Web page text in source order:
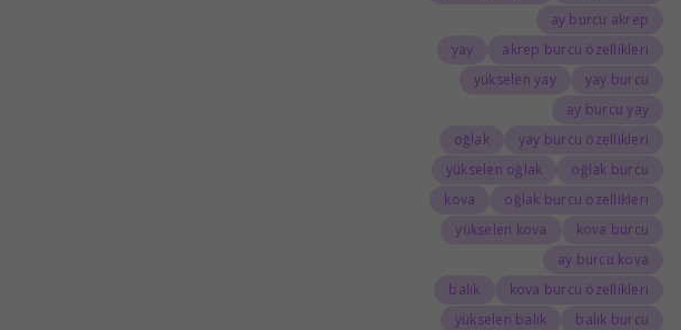
ay burcu akrep
akrep burcu özellikleri
yay
yay burcu
yükselen yay
ay burcu yay
yay burcu özellikleri
oğlak
oğlak burcu
yükselen oğlak
oğlak burcu özellikleri
kova
kova burcu
yükselen kova
ay burcu kova
kova burcu özellikleri
balık
balık burcu
yükselen balık